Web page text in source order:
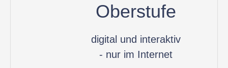
Oberstufe
digital und interaktiv
- nur im Internet